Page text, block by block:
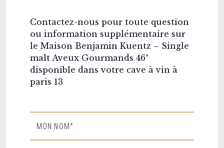
Contactez-nous pour toute question
ou information supplémentaire sur
le Maison Benjamin Kuentz – Single
malt Aveux Gourmands 46°
disponible dans votre cave à vin à
paris 13
MON NOM*